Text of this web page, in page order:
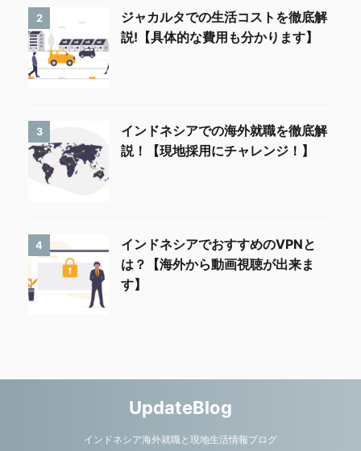
2
ジャカルタでの生活コストを徹底解
説!【具体的な費用も分かります】
3
インドネシアでの海外就職を徹底解
説！【現地採用にチャレンジ！】
4
インドネシアでおすすめのVPNと
は？【海外から動画視聴が出来ま
す】
UpdateBlog
インドネシア海外就職と現地生活情報ブログ